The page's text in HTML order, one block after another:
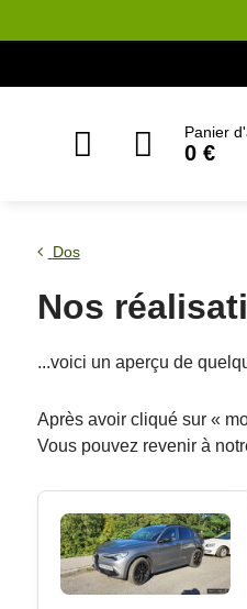
Panier
0 €
Dos
Nos
...voici un aperçu de
Après avoir cliqué sur «
Vous pouvez revenir à